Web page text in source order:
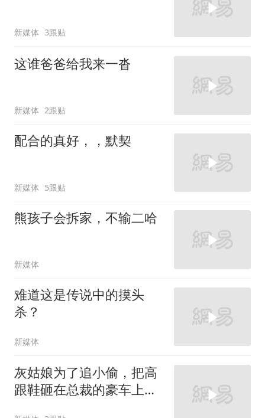
新媒体 3跟贴
这谁爸爸给我来一沓
新媒体 2跟贴
配合的真好，，默契
新媒体 5跟贴
熊孩子会拆家，不输二哈
新媒体
难道这是传说中的摸头
杀？
新媒体
灰姑娘为了追小偷，把高
跟鞋砸在总裁的豪车上，